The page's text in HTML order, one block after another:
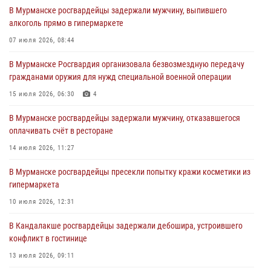
Сотрудники Росгвардии провели инструктаж по
антитеррористической защищенности для членов избирательных
31 июля 2026, 08:48 3
Сотрудники Росгвардии задержали мужчину, не оплатившего счет в
30 июля 2026, 14:09
В Управлении Росгвардии по Мурманской области прошло пожарно-
30 июля 2026, 14:05
В Управлении Росгвардии по Мурманской области состоялось
равноапостольного великого князя Владимира
29 июля 2026, 12:17
В Мурманске росгвардейцы задержали мужчину, выпившего
алкоголь прямо в гипермаркете
07 июля 2026, 08:44
В Мурманске Росгвардия организовала безвозмездную передачу
гражданами оружия для нужд специальной военной операции
15 июля 2026, 06:30 4
В Мурманске росгвардейцы задержали мужчину, отказавшегося
оплачивать счёт в ресторане
14 июля 2026, 11:27
В Мурманске росгвардейцы пресекли попытку кражи косметики из
гипермаркета
10 июля 2026, 12:31
В Кандалакше росгвардейцы задержали дебошира, устроившего
конфликт в гостинице
13 июля 2026, 09:11